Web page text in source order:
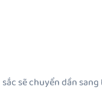
sẽ chuyển dần